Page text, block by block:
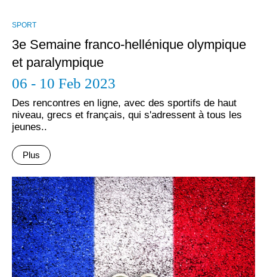
SPORT
3e Semaine franco-hellénique olympique
et paralympique
06 - 10 Feb 2023
Des rencontres en ligne, avec des sportifs de haut
niveau, grecs et français, qui s'adressent à tous les
jeunes..
Plus